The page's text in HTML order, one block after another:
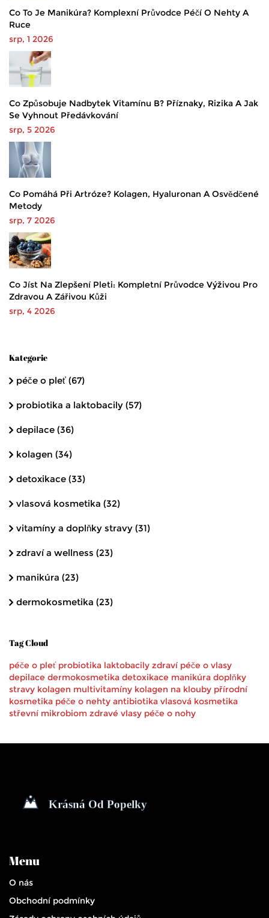
Co To Je Manikúra? Komplexní Průvodce Péčí O Nehty A
Ruce
srp, 1 2026
Co Způsobuje Nadbytek Vitamínu B? Příznaky, Rizika A Jak
Se Vyhnout Předávkování
srp, 5 2026
Co Pomáhá Při Artróze? Kolagen, Hyaluronan A Osvědčené
Metody
srp, 7 2026
Co Jíst Na Zlepšení Pleti: Kompletní Průvodce Výživou Pro
Zdravou A Zářivou Kůži
srp, 4 2026
Kategorie
péče o pleť (67)
probiotika a laktobacily (57)
depilace (36)
kolagen (34)
detoxikace (33)
vlasová kosmetika (32)
vitamíny a doplňky stravy (31)
zdraví a wellness (23)
manikúra (23)
dermokosmetika (23)
Tag Cloud
péče o pleť probiotika laktobacily zdraví péče o vlasy
depilace dermokosmetika detoxikace manikúra doplňky
stravy kolagen multivitamíny kolagen na klouby přírodní
kosmetika péče o nehty antibiotika vlasová kosmetika
střevní mikrobiom zdravé vlasy péče o nohy
Menu
O nás
Obchodní podmínky